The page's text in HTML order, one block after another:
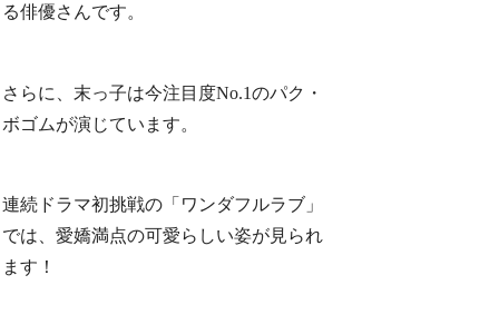
る俳優さんです。
さらに、末っ子は今注目度No.1のパク・
ボゴムが演じています。
連続ドラマ初挑戦の「ワンダフルラブ」
では、愛嬌満点の可愛らしい姿が見られ
ます！